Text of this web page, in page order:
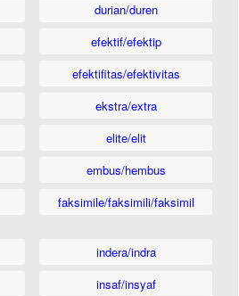
durian/duren
efektif/efektip
efektifitas/efektivitas
ekstra/extra
elite/elit
embus/hembus
faksimile/faksimili/faksimil
indera/indra
insaf/insyaf